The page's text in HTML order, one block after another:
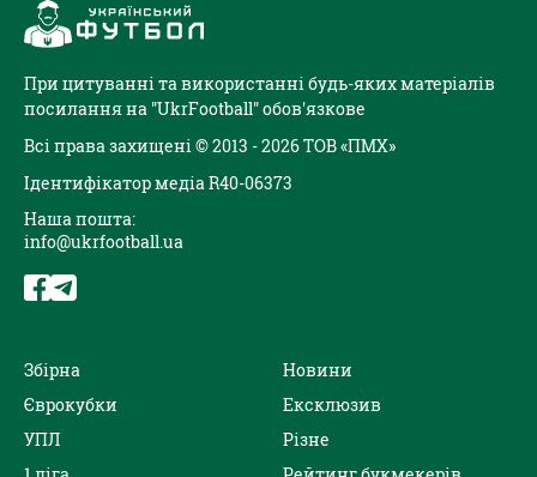
При цитуванні та використанні будь-яких матеріалів
посилання на "UkrFootball" обов'язкове
Всі права захищені © 2013 - 2026 ТОВ «ПМХ»
Ідентифікатор медіа R40-06373
Наша пошта:
info@ukrfootball.ua
Збірна
Єврокубки
УПЛ
Новини
Ексклюзив
Різне